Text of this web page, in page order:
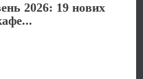
2026: 19 нових